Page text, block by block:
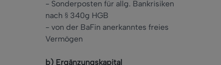
- Sonderposten für allg. Bankrisiken
nach § 340g HGB
- von der BaFin anerkanntes freies
Vermögen
b) Ergänzungskapital